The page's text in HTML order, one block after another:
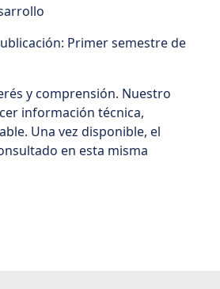
Primer semestre de
y comprensión. Nuestro
información técnica,
Una vez disponible, el
en esta misma